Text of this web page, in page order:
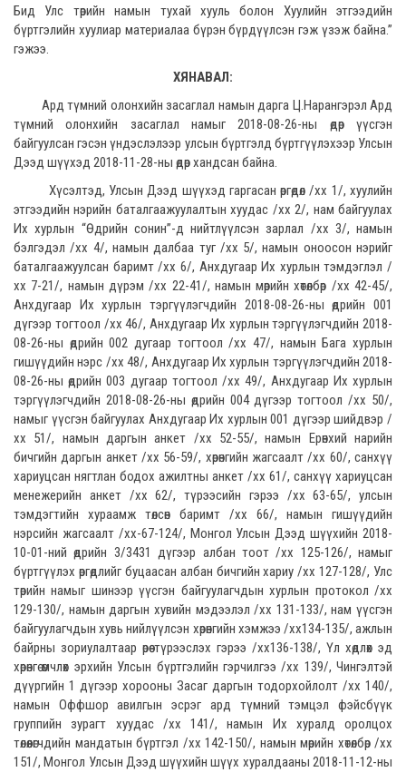
Бид Улс төрийн намын тухай хууль болон Хуулийн этгээдийн
бүртгэлийн хуулиар материалаа бүрэн бүрдүүлсэн гэж үзэж байна.”
гэжээ.
ХЯНАВАЛ:
Ард түмний олонхийн засаглал намын дарга Ц.Нарангэрэл Ард
түмний олонхийн засаглал намыг 2018-08-26-ны өдөр үүсгэн
байгуулсан гэсэн үндэслэлээр улсын бүртгэлд бүртгүүлэхээр Улсын
Дээд шүүхэд 2018-11-28-ны өдөр хандсан байна.
Хүсэлтэд, Улсын Дээд шүүхэд гаргасан өргөдөл /хх 1/, хуулийн
этгээдийн нэрийн баталгаажуулалтын хуудас /хх 2/, нам байгуулах
Их хурлын “Өдрийн сонин”-д нийтлүүлсэн зарлал /хх 3/, намын
бэлгэдэл /хх 4/, намын далбаа туг /хх 5/, намын оноосон нэрийг
баталгаажуулсан баримт /хх 6/, Анхдугаар Их хурлын тэмдэглэл /
хх 7-21/, намын дүрэм /хх 22-41/, намын мөрийн хөтөлбөр /хх 42-45/,
Анхдугаар Их хурлын тэргүүлэгчдийн 2018-08-26-ны өдрийн 001
дүгээр тогтоол /хх 46/, Анхдугаар Их хурлын тэргүүлэгчдийн 2018-
08-26-ны өдрийн 002 дугаар тогтоол /хх 47/, намын Бага хурлын
гишүүдийн нэрс /хх 48/, Анхдугаар Их хурлын тэргүүлэгчдийн 2018-
08-26-ны өдрийн 003 дугаар тогтоол /хх 49/, Анхдугаар Их хурлын
тэргүүлэгчдийн 2018-08-26-ны өдрийн 004 дүгээр тогтоол /хх 50/,
намыг үүсгэн байгуулах Анхдугаар Их хурлын 001 дүгээр шийдвэр /
хх 51/, намын даргын анкет /хх 52-55/, намын Ерөнхий нарийн
бичгийн даргын анкет /хх 56-59/, хөрөнгийн жагсаалт /хх 60/, санхүү
хариуцсан нягтлан бодох ажилтны анкет /хх 61/, санхүү хариуцсан
менежерийн анкет /хх 62/, түрээсийн гэрээ /хх 63-65/, улсын
тэмдэгтийн хураамж төлсөн баримт /хх 66/, намын гишүүдийн
нэрсийн жагсаалт /хх-67-124/, Монгол Улсын Дээд шүүхийн 2018-
10-01-ний өдрийн 3/3431 дүгээр албан тоот /хх 125-126/, намыг
бүртгүүлэх өргөдлийг буцаасан албан бичгийн хариу /хх 127-128/, Улс
төрийн намыг шинээр үүсгэн байгуулагчдын хурлын протокол /хх
129-130/, намын даргын хувийн мэдээлэл /хх 131-133/, нам үүсгэн
байгуулагчдын хувь нийлүүлсэн хөрөнгийн хэмжээ /хх134-135/, ажлын
байрны зориулалтаар өрөө түрээслэх гэрээ /хх136-138/, Үл хөдлөх эд
хөрөнгө өмчлөх эрхийн Улсын бүртгэлийн гэрчилгээ /хх 139/, Чингэлтэй
дүүргийн 1 дүгээр хорооны Засаг даргын тодорхойлолт /хх 140/,
намын Оффшор авилгын эсрэг ард түмний тэмцэл фэйсбүүк
группийн зурагт хуудас /хх 141/, намын Их хуралд оролцох
төлөөлөгчдийн мандатын бүртгэл /хх 142-150/, намын мөрийн хөтөлбөр /хх
151/, Монгол Улсын Дээд шүүхийн шүүх хуралдааны 2018-11-12-ны